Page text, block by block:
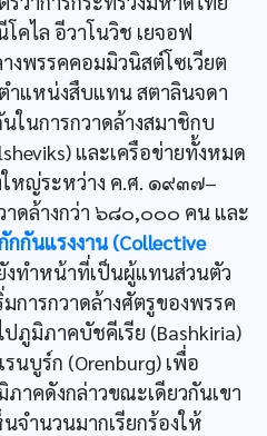
คไล อีวาโนวิช เยจอฟ
งพรรคคอมมิวนิสต์โซเวียต
ตำแหน่งสืบแทน สตาลินจดา
ในการกวาดล้างสมาชิกบ
และเครือข่ายทั้งหมด
ใหญ่ระหว่าง ค.ศ. ๑๙๓๗–
ดล้างกว่า ๖๘๐,๐๐๐ คน และ
กกันแรงงาน (Collective
ทำหน้าที่เป็นผู้แทนส่วนตัว
การกวาดล้างศัตรูของพรรค
ภูมิภาคบัชคีเรีย (Bashkiria)
นบูร์ก (Orenburg) เพื่อ
าคดังกล่าวขณะเดียวกันเขา
จำนวนมากเรียกร้องให้